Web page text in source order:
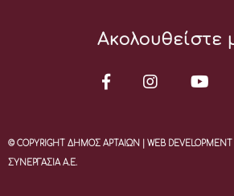
Ακολουθείστε
© COPYRIGHT ΔΗΜΟΣ ΑΡΤΑΙΩΝ | WEB DEVELOPMENT
ΣΥΝΕΡΓΑΣΙΑ Α.Ε.